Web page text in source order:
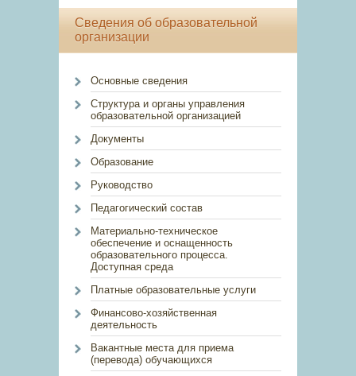
Сведения об образовательной
организации
Основные сведения
Структура и органы управления
образовательной организацией
Документы
Образование
Руководство
Педагогический состав
Материально-техническое
обеспечение и оснащенность
образовательного процесса.
Доступная среда
Платные образовательные услуги
Финансово-хозяйственная
деятельность
Вакантные места для приема
(перевода) обучающихся